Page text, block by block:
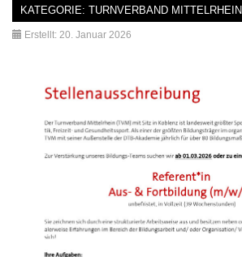
KATEGORIE: TURNVERBAND MITTELRHEIN
Erstellt: 20. Januar 2026